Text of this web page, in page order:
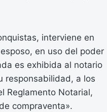
interviene en
en uso del poder
es exhibida al notario
responsabilidad, a los
Reglamento Notarial,
compraventa».